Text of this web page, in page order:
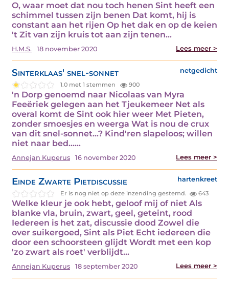
O, waar moet dat nou toch henen Sint heeft een
schimmel tussen zijn benen Dat komt, hij is
constant aan het rijen Op het dak en op de keien
't Zit van zijn kruis tot aan zijn tenen…
H.M.S. 18 november 2020 Lees meer >
Sinterklaas' snel-sonnet netgedicht
1.0 met 1 stemmen 900
'n Dorp genoemd naar Nicolaas van Myra
Feeëriek gelegen aan het Tjeukemeer Net als
overal komt de Sint ook hier weer Met Pieten,
zonder smoesjes en weerga Wat is nou de crux
van dit snel-sonnet...? Kind'ren slapeloos; willen
niet naar bed...…
Annejan Kuperus 16 november 2020 Lees meer >
Einde Zwarte Pietdiscussie hartenkreet
Er is nog niet op deze inzending gestemd. 643
Welke kleur je ook hebt, geloof mij of niet Als
blanke vla, bruin, zwart, geel, geteint, rood
Iedereen is het zat, discussie dood Zowel die
over suikergoed, Sint als Piet Echt iedereen die
door een schoorsteen glijdt Wordt met een kop
'zo zwart als roet' verblijdt…
Annejan Kuperus 18 september 2020 Lees meer >